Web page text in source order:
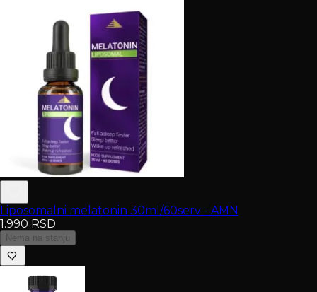
Liposomalni melatonin 30ml/60serv - AMN
1.990 RSD
Nema na stanju